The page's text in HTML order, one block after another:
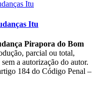
Itu
Pirapora do Bom
parcial ou total,
a autorização do autor.
184 do Código Penal –